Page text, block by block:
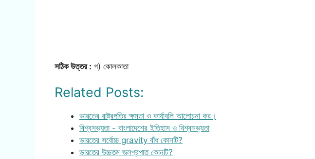
সঠিক উত্তর : গ) কোলকাতা
Related Posts:
ভারতের রাষ্ট্রপতির ক্ষমতা ও কার্যাবলি আলোচনা কর।
বিশ্বসভ্যতা - বাংলাদেশের ইতিহাস ও বিশ্বসভ্যতা
ভারতের সর্বোচ্চ gravity বাঁধ কোনটি?
ভারতের উচ্চতম জলপ্রপাত কোনটি?